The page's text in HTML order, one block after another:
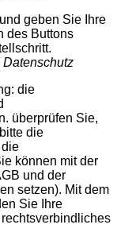
geben Sie Ihre
des Buttons
die
überprüfen Sie,
die
können mit der
und der
setzen). Mit dem
Sie Ihre